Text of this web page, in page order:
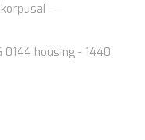
—
housing - 1440